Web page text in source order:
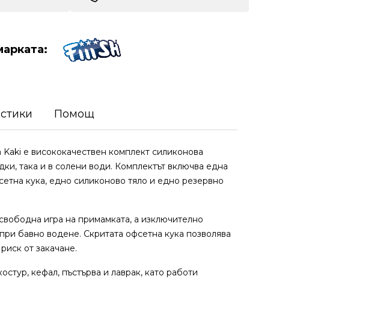
Помощ
е висококачествен комплект силиконова
така и в солени води. Комплектът включва една
кука, едно силиконово тяло и едно резервно
игра на примамката, а изключително
бавно водене. Скритата офсетна кука позволява
от закачане.
кефал, пъстърва и лаврак, като работи